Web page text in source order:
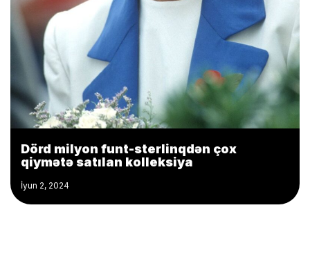
Dörd milyon funt-sterlinqdən çox
qiymətə satılan kolleksiya
İyun 2, 2024